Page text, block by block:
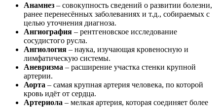
Анамнез – совокупность сведений о развитии болезни,
ранее перенесённых заболеваниях и т.д., собираемых с
целью уточнения диагноза.
Ангиография – рентгеновское исследование
сосудистого русла.
Ангиология – наука, изучающая кровеносную и
лимфатическую системы.
Аневризма – расширение участка стенки крупной
артерии.
Аорта – самая крупная артерия человека, по которой
кровь идёт от сердца.
Артериола – мелкая артерия, которая соединяет более